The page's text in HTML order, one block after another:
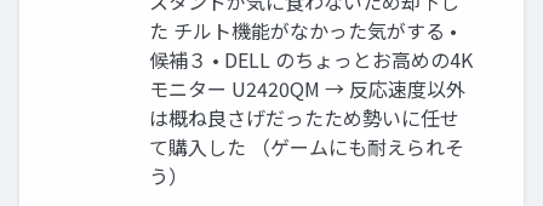
た チルト機能がなかった気がする •
候補３ • DELL のちょっとお高めの4K
モニター U2420QM → 反応速度以外
は概ね良さげだったため勢いに任せ
て購入した （ゲームにも耐えられそ
う）